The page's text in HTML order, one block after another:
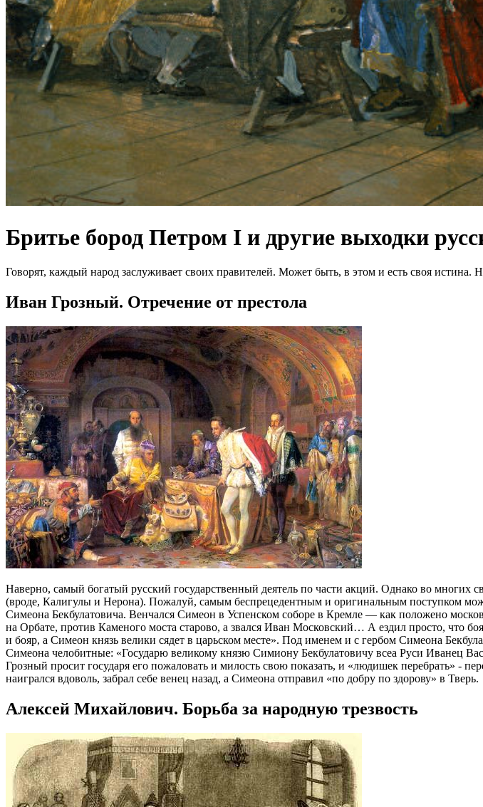
Бритье бород Петром I и другие выходки
Говорят, каждый народ заслуживает своих правителей. Может быть, в этом и есть своя
Иван Грозный. Отречение от престола
Наверно, самый богатый русский государственный деятель по части акций. Однако во
(вроде, Калигулы и Нерона). Пожалуй, самым беспрецедентным и оригинальным поступком
Симеона Бекбулатовича. Венчался Симеон в Успенском соборе в Кремле — как положено
на Орбате, против Каменого моста старово, а звался Иван Московский… А ездил просто, что
и бояр, а Симеон князь велики сядет в царьском месте». Под именем и с гербом Симеона
Симеона челобитные: «Государю великому князю Симиону Бекбулатовичу всеа Руси Иванец
Грозный просит государя его пожаловать и милость свою показать, и «людишек перебрать» -
наигрался вдоволь, забрал себе венец назад, а Симеона отправил «по добру по здорову» в Тверь.
Алексей Михайлович. Борьба за народную трезвость